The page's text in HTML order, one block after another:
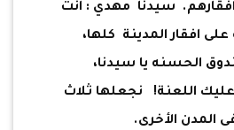
وافقارهم. سيدنا مهدي : انت
افقار المدينة كلها،
الحسنه يا سيدنا،
اللعنة! نجعلها ثلاث
المدن الأخرى.